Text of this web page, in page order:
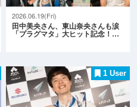
2026.06.19(Fri)
田中美央さん、東山奈央さんも涙
「プラグマタ」大ヒット記念！…
1 User